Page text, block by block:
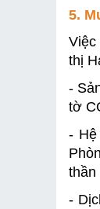
5.
Việc
thị
-
tờ
- Hệ
thần
-